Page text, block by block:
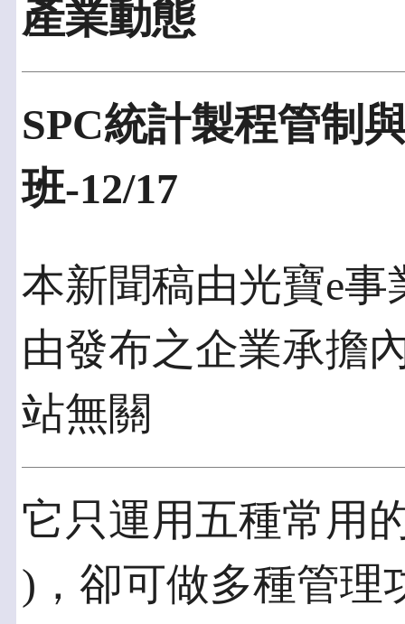
產業動態
SPC統計製程管制
班-12/17
本新聞稿由光寶e事
由發布之企業承擔
站無關
它只運用五種常用
)，卻可做多種管理